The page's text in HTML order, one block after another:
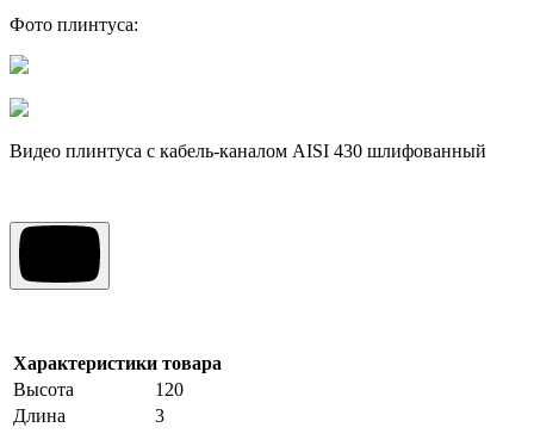
Фото плинтуса:
Видео плинтуса с кабель-каналом AISI 430 шлифованный
Характеристики товара
Высота
120
Длина
3